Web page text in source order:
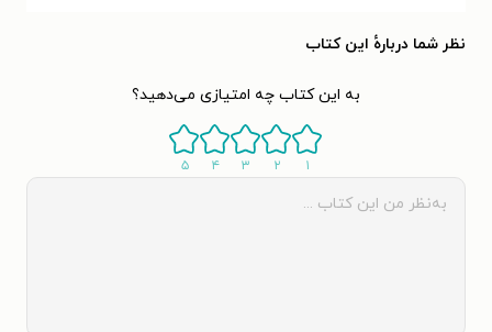
نظر شما دربارهٔ این کتاب
به این کتاب چه امتیازی می‌دهید؟
۱ ۲ ۳ ۴ ۵